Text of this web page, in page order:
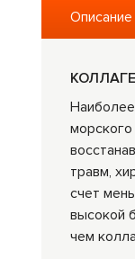
Описание
травм,
счет
высокой
чем